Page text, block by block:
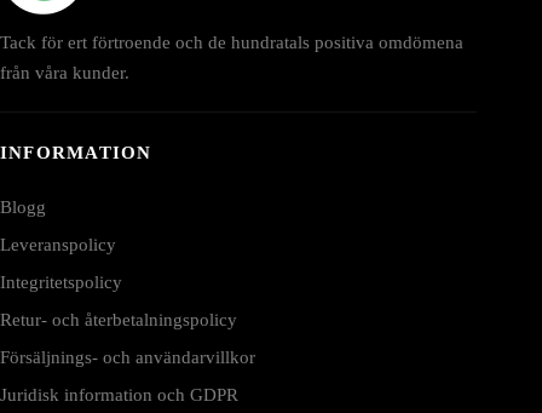
Tack för ert förtroende och de hundratals positiva omdömena
från våra kunder.
INFORMATION
Blogg
Leveranspolicy
Integritetspolicy
Retur- och återbetalningspolicy
Försäljnings- och användarvillkor
Juridisk information och GDPR